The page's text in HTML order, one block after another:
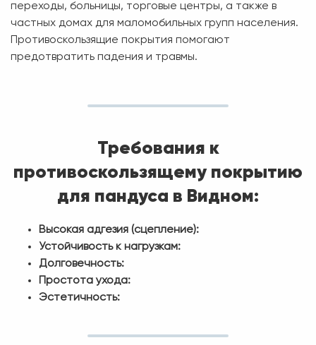
переходы, больницы, торговые центры, а также в
частных домах для маломобильных групп населения.
Противоскользящие покрытия помогают
предотвратить падения и травмы.
Требования к
противоскользящему покрытию
для пандуса в Видном:
Высокая адгезия (сцепление):
Устойчивость к нагрузкам:
Долговечность:
Простота ухода:
Эстетичность: